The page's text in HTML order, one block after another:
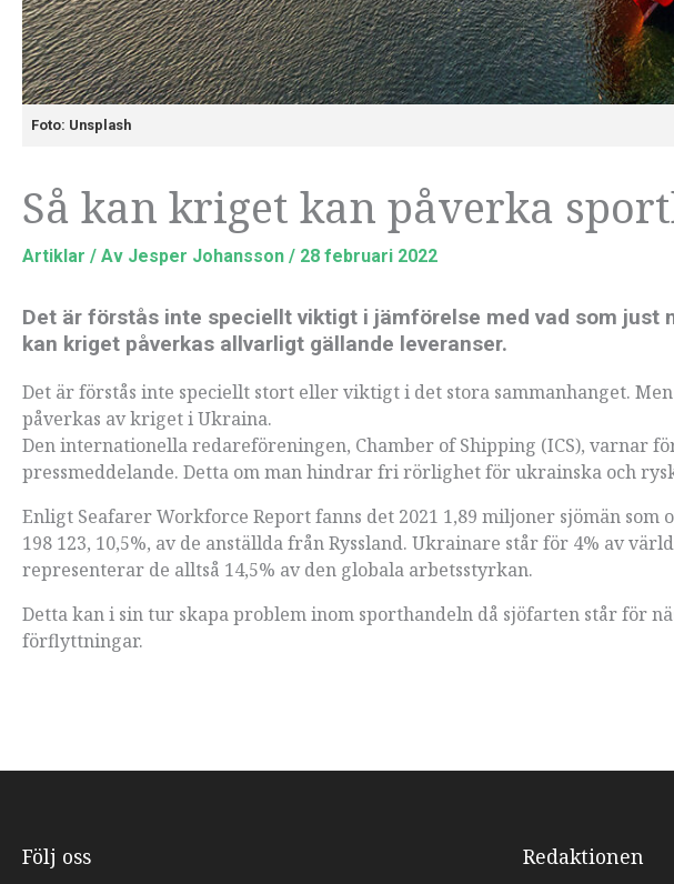
Foto: Unsplash
Så kan kriget kan påverka
Artiklar / Av Jesper Johansson / 28 februari 2022
Det är förstås inte speciellt viktigt i jämförelse med vad som just
kan kriget påverkas allvarligt gällande leveranser.
Det är förstås inte speciellt stort eller viktigt i det stora sammanhanget.
påverkas av kriget i Ukraina.
Den internationella redareföreningen, Chamber of Shipping (ICS), varnar
pressmeddelande. Detta om man hindrar fri rörlighet för ukrainska och
Enligt Seafarer Workforce Report fanns det 2021 1,89 miljoner sjömän som
198 123, 10,5%, av de anställda från Ryssland. Ukrainare står för 4% av
representerar de alltså 14,5% av den globala arbetsstyrkan.
Detta kan i sin tur skapa problem inom sporthandeln då sjöfarten står för
förflyttningar.
Följ oss Redaktionen